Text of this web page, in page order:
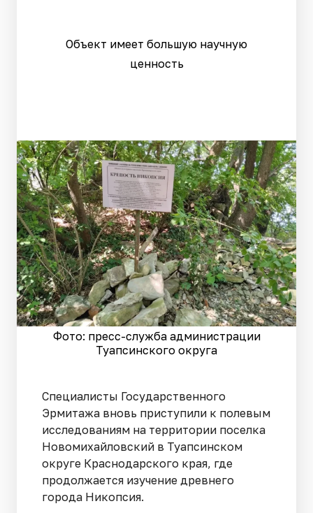
Объект имеет большую научную
ценность
Фото: пресс-служба администрации
Туапсинского округа
Специалисты Государственного
Эрмитажа вновь приступили к полевым
исследованиям на территории поселка
Новомихайловский в Туапсинском
округе Краснодарского края, где
продолжается изучение древнего
города Никопсия.